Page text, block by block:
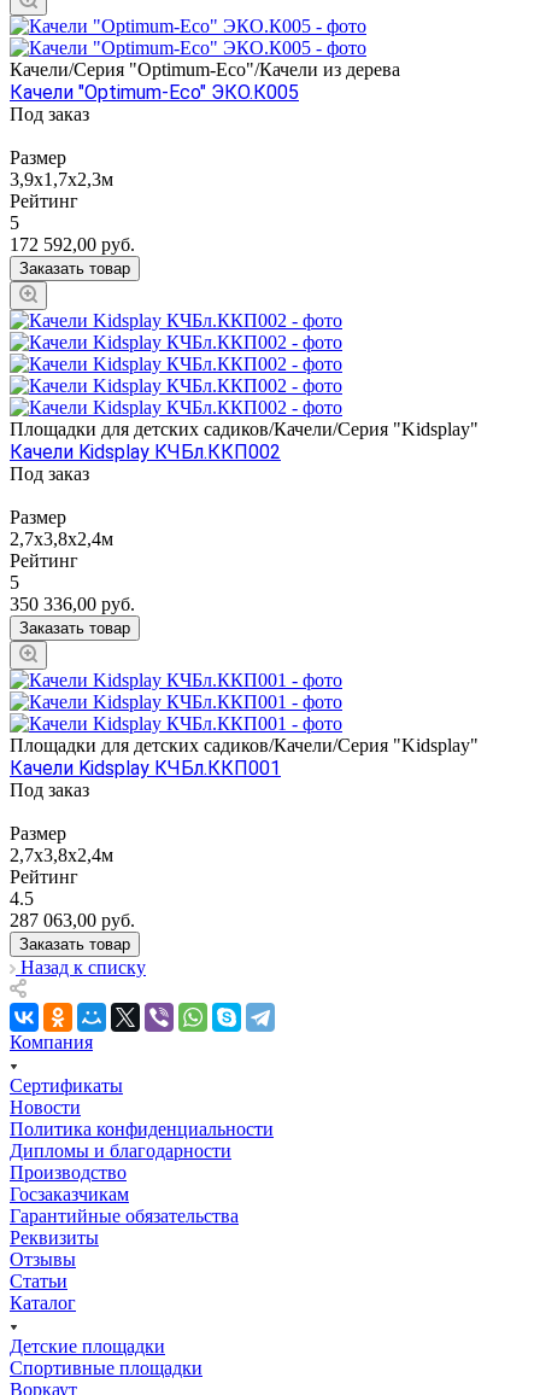
Качели/Серия "Оptimum-Еco"/Качели из дерева
Качели "Оptimum-Еco" ЭКО.К005
Под заказ
Размер
3,9х1,7х2,3м
Рейтинг
5
172 592,00 руб.
Заказать товар
Площадки для детских садиков/Качели/Серия "Kidsplay"
Качели Kidsplay КЧБл.ККП002
Под заказ
Размер
2,7х3,8х2,4м
Рейтинг
5
350 336,00 руб.
Заказать товар
Площадки для детских садиков/Качели/Серия "Kidsplay"
Качели Kidsplay КЧБл.ККП001
Под заказ
Размер
2,7х3,8х2,4м
Рейтинг
4.5
287 063,00 руб.
Заказать товар
Назад к списку
Компания
Сертификаты
Новости
Политика конфиденциальности
Дипломы и благодарности
Производство
Госзаказчикам
Гарантийные обязательства
Реквизиты
Отзывы
Статьи
Каталог
Детские площадки
Спортивные площадки
Воркаут